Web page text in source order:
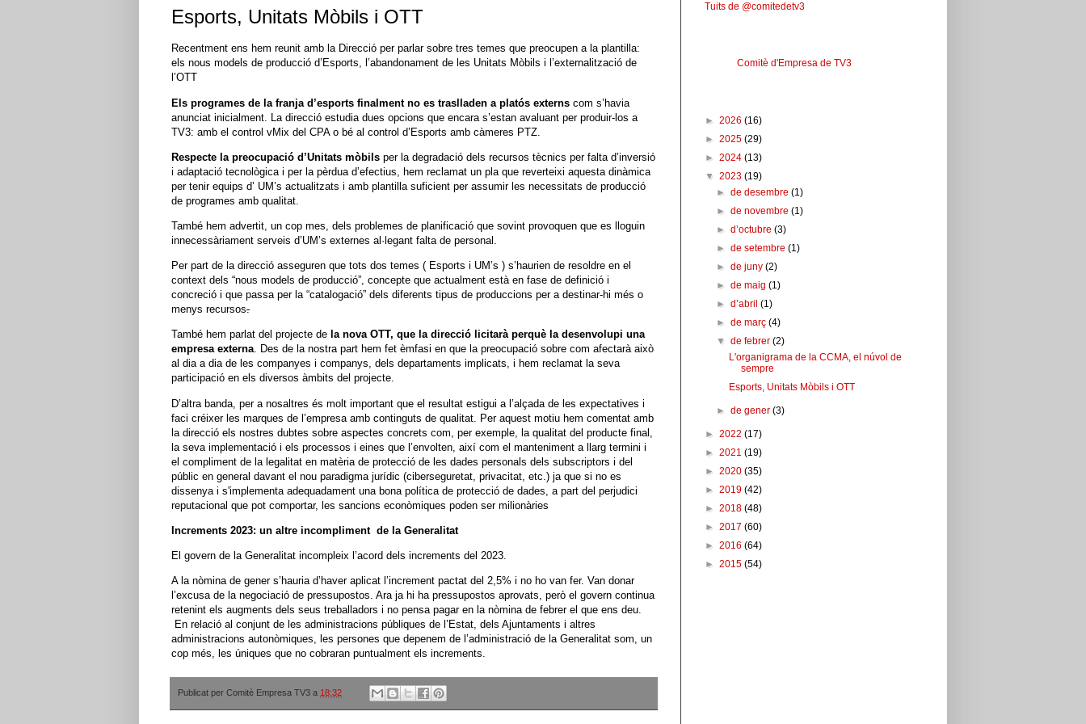
Esports, Unitats Mòbils i OTT
Recentment ens hem reunit amb la Direcció per parlar sobre tres temes que preocupen a la plantilla:
els nous models de producció d’Esports, l’abandonament de les Unitats Mòbils i l’externalització de
l’OTT
Els programes de la franja d’esports finalment no es traslladen a platós externs com s’havia
anunciat inicialment. La direcció estudia dues opcions que encara s’estan avaluant per produir-los a
TV3: amb el control vMix del CPA o bé al control d’Esports amb càmeres PTZ.
Respecte la preocupació d’Unitats mòbils per la degradació dels recursos tècnics per falta d’inversió
i adaptació tecnològica i per la pèrdua d’efectius, hem reclamat un pla que reverteixi aquesta dinàmica
per tenir equips d’ UM’s actualitzats i amb plantilla suficient per assumir les necessitats de producció
de programes amb qualitat.
També hem advertit, un cop mes, dels problemes de planificació que sovint provoquen que es lloguin
innecessàriament serveis d’UM’s externes al·legant falta de personal.
Per part de la direcció asseguren que tots dos temes ( Esports i UM’s ) s’haurien de resoldre en el
context dels “nous models de producció”, concepte que actualment està en fase de definició i
concreció i que passa per la “catalogació” dels diferents tipus de produccions per a destinar-hi més o
menys recursos.
També hem parlat del projecte de la nova OTT, que la direcció licitarà perquè la desenvolupi una
empresa externa. Des de la nostra part hem fet èmfasi en que la preocupació sobre com afectarà això
al dia a dia de les companyes i companys, dels departaments implicats, i hem reclamat la seva
participació en els diversos àmbits del projecte.
D’altra banda, per a nosaltres és molt important que el resultat estigui a l’alçada de les expectatives i
faci créixer les marques de l’empresa amb continguts de qualitat. Per aquest motiu hem comentat amb
la direcció els nostres dubtes sobre aspectes concrets com, per exemple, la qualitat del producte final,
la seva implementació i els processos i eines que l’envolten, així com el manteniment a llarg termini i
el compliment de la legalitat en matèria de protecció de les dades personals dels subscriptors i del
públic en general davant el nou paradigma jurídic (ciberseguretat, privacitat, etc.) ja que si no es
dissenya i s'implementa adequadament una bona política de protecció de dades, a part del perjudici
reputacional que pot comportar, les sancions econòmiques poden ser milionàries
Increments 2023: un altre incompliment de la Generalitat
El govern de la Generalitat incompleix l’acord dels increments del 2023.
A la nòmina de gener s’hauria d’haver aplicat l’increment pactat del 2,5% i no ho van fer. Van donar
l’excusa de la negociació de pressupostos. Ara ja hi ha pressupostos aprovats, però el govern continua
retenint els augments dels seus treballadors i no pensa pagar en la nòmina de febrer el que ens deu.
En relació al conjunt de les administracions públiques de l’Estat, dels Ajuntaments i altres
administracions autonòmiques, les persones que depenem de l’administració de la Generalitat som, un
cop més, les úniques que no cobraran puntualment els increments.
Publicat per Comitè Empresa TV3 a 18:32
Tuits de @comitedetv3
Comitè d'Empresa de TV3
► 2026 (16)
► 2025 (29)
► 2024 (13)
▼ 2023 (19)
►de desembre(1)
►de novembre(1)
►d’octubre(3)
►de setembre(1)
►de juny(2)
►de maig(1)
►d’abril(1)
►de març(4)
▼de febrer(2)
L'organigrama de la CCMA, el núvol de
sempre
Esports, Unitats Mòbils i OTT
►de gener(3)
► 2022 (17)
► 2021 (19)
► 2020 (35)
► 2019 (42)
► 2018 (48)
► 2017 (60)
► 2016 (64)
► 2015 (54)